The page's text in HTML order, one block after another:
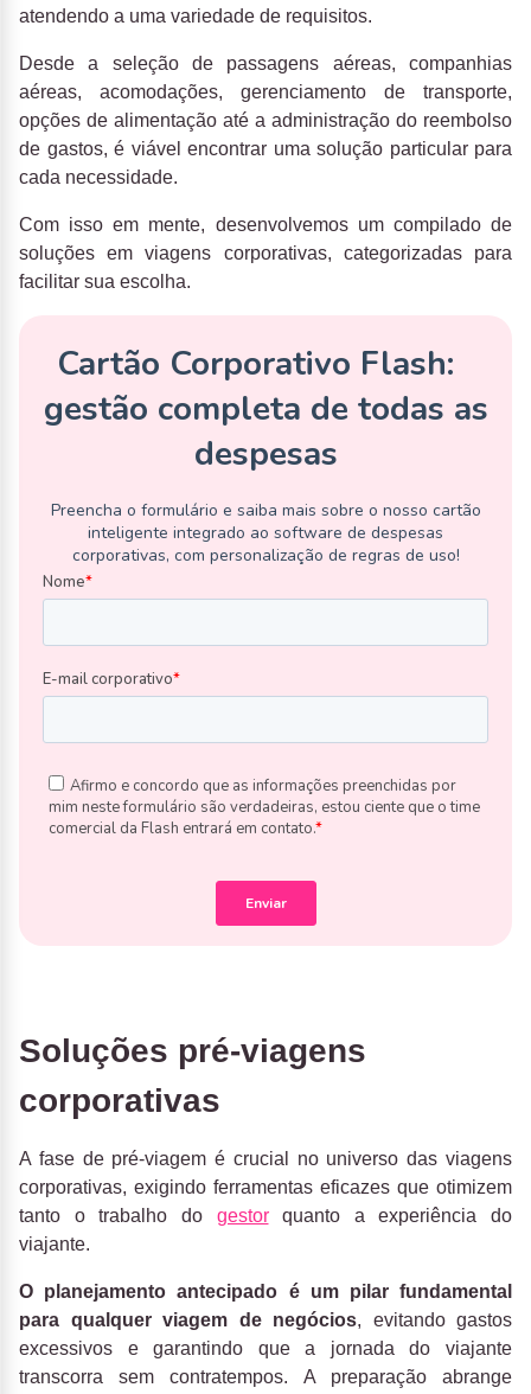
atendendo a uma variedade de requisitos.
Desde a seleção de passagens aéreas, companhias
aéreas, acomodações, gerenciamento de transporte,
opções de alimentação até a administração do reembolso
de gastos, é viável encontrar uma solução particular para
cada necessidade.
Com isso em mente, desenvolvemos um compilado de
soluções em viagens corporativas, categorizadas para
facilitar sua escolha.
Soluções pré-viagens
corporativas
A fase de pré-viagem é crucial no universo das viagens
corporativas, exigindo ferramentas eficazes que otimizem
tanto o trabalho do gestorquanto a experiência do
viajante.
O planejamento antecipado é um pilar fundamental
para qualquer viagem de negócios, evitando gastos
excessivos e garantindo que a jornada do viajante
transcorra sem contratempos. A preparação abrange